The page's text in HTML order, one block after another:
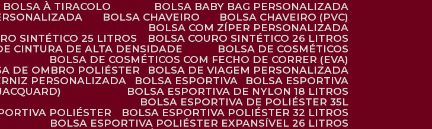
BOLSA À TIRACOLO
BOLSA BABY BAG PERSONALIZADA
BOLSA CHAVEIRO
BOLSA CHAVEIRO (PVC)
BOLSA COM ZÍPER PERSONALIZADA
SINTÉTICO 25 LITROS
BOLSA COURO SINTÉTICO 26 LITROS
CINTURA DE ALTA DENSIDADE
BOLSA DE COSMÉTICOS
BOLSA DE COSMÉTICOS COM FECHO DE CORRER (EVA)
DE OMBRO POLIÉSTER
BOLSA DE VIAGEM PERSONALIZADA
PERSONALIZADA BOLSA ESPORTIVA
BOLSA ESPORTIVA
BOLSA ESPORTIVA DE NYLON 18 LITROS
BOLSA ESPORTIVA DE POLIÉSTER 35L
POLIÉSTER
BOLSA ESPORTIVA POLIÉSTER 32 LITROS
BOLSA ESPORTIVA POLIÉSTER EXPANSÍVEL 26 LITROS